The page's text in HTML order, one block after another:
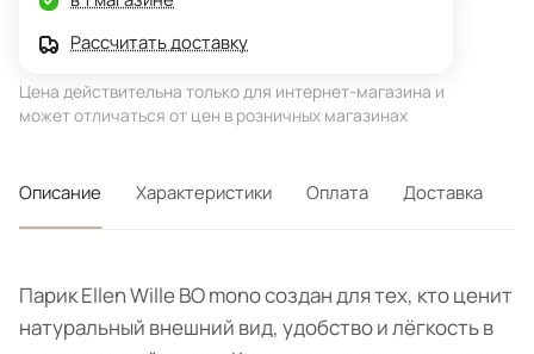
Рассчитать доставку
Цена действительна только для интернет-магазина и
может отличаться от цен в розничных магазинах
Описание Характеристики Оплата Доставка
Парик Ellen Wille BO mono создан для тех, кто ценит
натуральный внешний вид, удобство и лёгкость в